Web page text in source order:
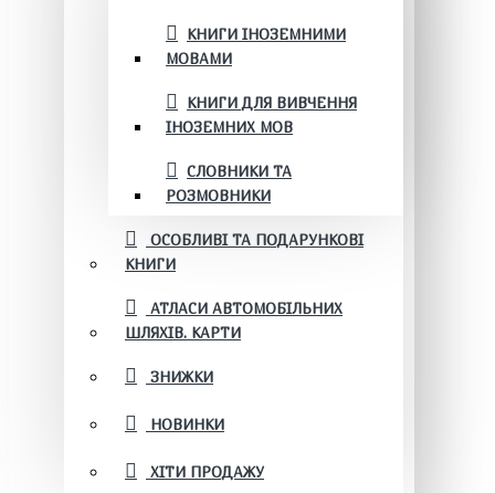
КНИГИ ІНОЗЕМНИМИ
МОВАМИ
КНИГИ ДЛЯ ВИВЧЕННЯ
ІНОЗЕМНИХ МОВ
СЛОВНИКИ ТА
РОЗМОВНИКИ
ОСОБЛИВІ ТА ПОДАРУНКОВІ
КНИГИ
АТЛАСИ АВТОМОБІЛЬНИХ
ШЛЯХІВ. КАРТИ
ЗНИЖКИ
НОВИНКИ
ХІТИ ПРОДАЖУ